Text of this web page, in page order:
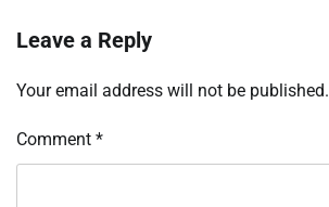
Leave a Reply
Your email address will not be published.
Comment *